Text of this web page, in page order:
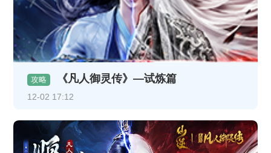
攻略 《凡人御灵传》—试炼篇
12-02 17:12